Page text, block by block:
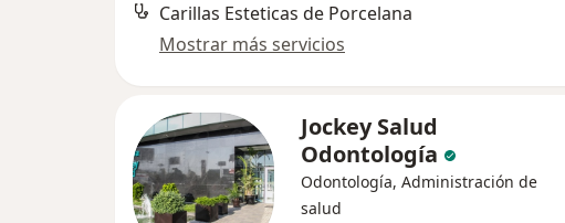
Carillas Esteticas de Porcelana
Mostrar más servicios
Jockey Salud
Odontología
Odontología, Administración de
salud